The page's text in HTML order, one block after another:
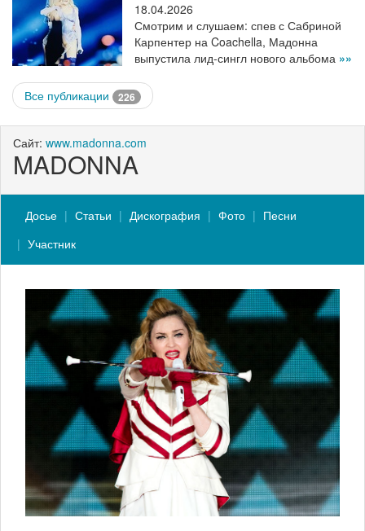
18.04.2026
Смотрим и слушаем: спев с Сабриной
Карпентер на Coachella, Мадонна
выпустила лид-сингл нового альбома »»
Все публикации 226
Сайт: www.madonna.com
MADONNA
Досье Статьи Дискография Фото
Песни
Участник